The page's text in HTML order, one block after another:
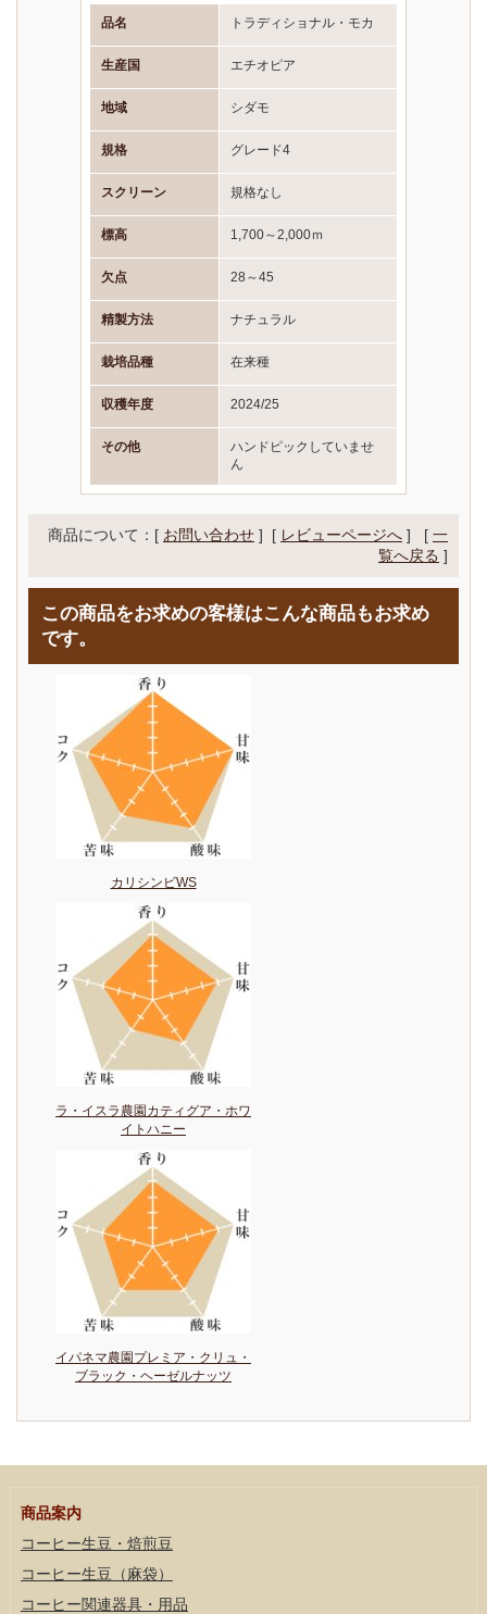
品名 トラディショナル・モカ
生産国 エチオピア
地域 シダモ
規格 グレード4
スクリーン 規格なし
標高 1,700～2,000ｍ
欠点 28～45
精製方法 ナチュラル
栽培品種 在来種
収穫年度 2024/25
その他
ハンドピックしていませ
ん
商品について：[ お問い合わせ ] [ レビューページへ ] [ 一
覧へ戻る ]
この商品をお求めの客様はこんな商品もお求め
です。
カリシンビWS
ラ・イスラ農園カティグア・ホワ
イトハニー
イパネマ農園プレミア・クリュ・
ブラック・ヘーゼルナッツ
商品案内
コーヒー生豆・焙煎豆
コーヒー生豆（麻袋）
コーヒー関連器具・用品